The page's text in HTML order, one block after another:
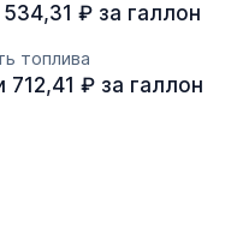
₽ за галлон
топлива
712,41 ₽ за галлон